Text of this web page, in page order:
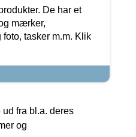
De har et
mærker,
tasker m.m. Klik
fra bl.a. deres
og